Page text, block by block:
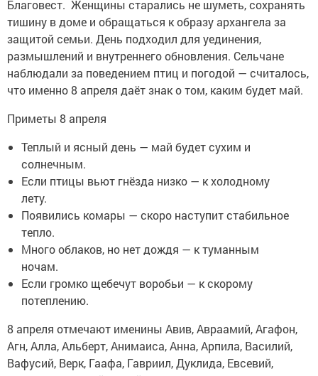
Благовест. Женщины старались не шуметь, сохранять
тишину в доме и обращаться к образу архангела за
защитой семьи. День подходил для уединения,
размышлений и внутреннего обновления. Сельчане
наблюдали за поведением птиц и погодой — считалось,
что именно 8 апреля даёт знак о том, каким будет май.
Приметы 8 апреля
Теплый и ясный день — май будет сухим и
солнечным.
Если птицы вьют гнёзда низко — к холодному
лету.
Появились комары — скоро наступит стабильное
тепло.
Много облаков, но нет дождя — к туманным
ночам.
Если громко щебечут воробьи — к скорому
потеплению.
8 апреля отмечают именины Авив, Авраамий, Агафон,
Агн, Алла, Альберт, Анимаиса, Анна, Арпила, Василий,
Вафусий, Верк, Гаафа, Гавриил, Дуклида, Евсевий,